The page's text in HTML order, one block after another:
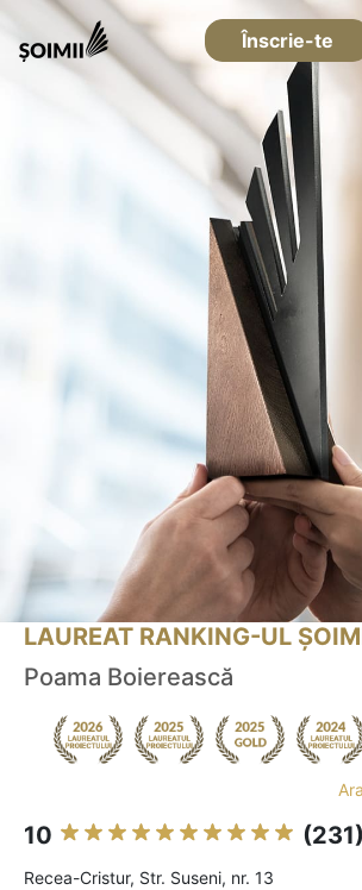
Înscrie-te
LAUREAT RANKING-UL
Poama Boierească
10 (231)
Recea-Cristur, Str. Suseni, nr. 13